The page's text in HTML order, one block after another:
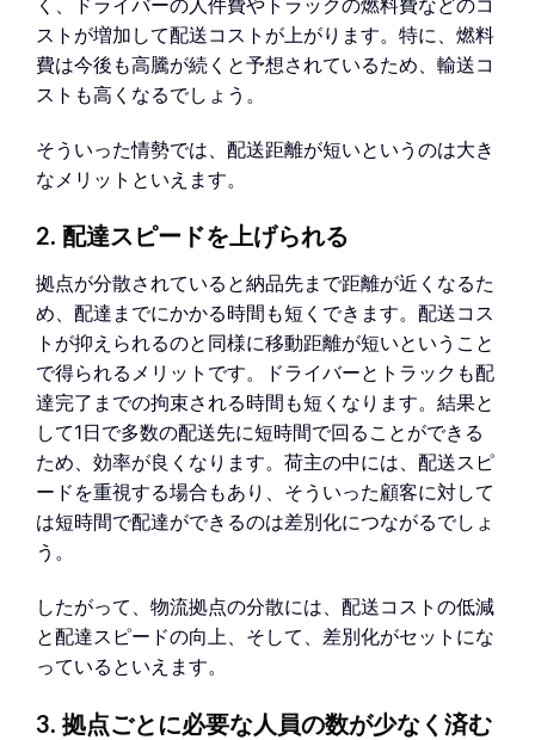
ストが増加して配送コストが上がります。特に、燃料
費は今後も高騰が続くと予想されているため、輸送コ
ストも高くなるでしょう。
そういった情勢では、配送距離が短いというのは大き
なメリットといえます。
2. 配達スピードを上げられる
拠点が分散されていると納品先まで距離が近くなるた
め、配達までにかかる時間も短くできます。配送コス
トが抑えられるのと同様に移動距離が短いということ
で得られるメリットです。ドライバーとトラックも配
達完了までの拘束される時間も短くなります。結果と
して1日で多数の配送先に短時間で回ることができる
ため、効率が良くなります。荷主の中には、配送スピ
ードを重視する場合もあり、そういった顧客に対して
は短時間で配達ができるのは差別化につながるでしょ
う。
したがって、物流拠点の分散には、配送コストの低減
と配達スピードの向上、そして、差別化がセットにな
っているといえます。
3. 拠点ごとに必要な人員の数が少なく済む